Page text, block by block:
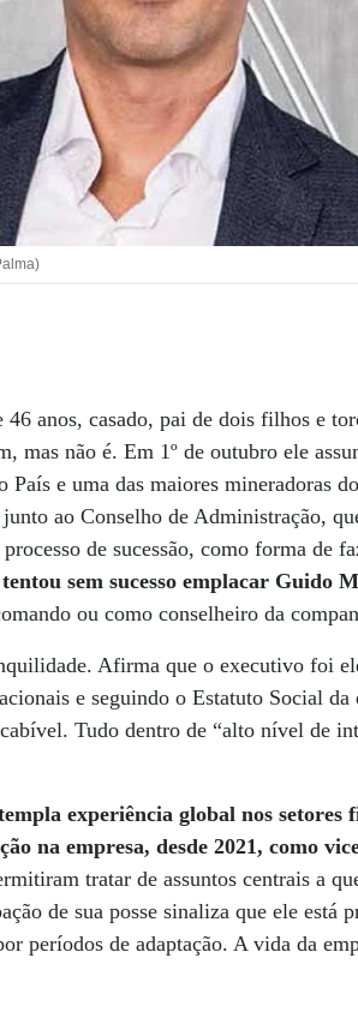
46 anos, casado, pai de dois filhos e
mas não é. Em 1º de outubro ele
País e uma das maiores mineradoras
ao Conselho de Administração,
de sucessão, como forma de
sem sucesso emplacar Guido
ou como conselheiro da
Afirma que o executivo foi
e seguindo o Estatuto Social
Tudo dentro de “alto nível de
experiência global nos setores
na empresa, desde 2021, como
tratar de assuntos centrais a
de sua posse sinaliza que ele está
períodos de adaptação. A vida da